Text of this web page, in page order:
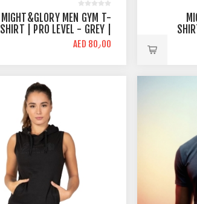
MIGHT&GLORY MEN GYM T-
SHIRT | PRO LEVEL - GREY |
ATHLETIC FIT
AED 80٫00